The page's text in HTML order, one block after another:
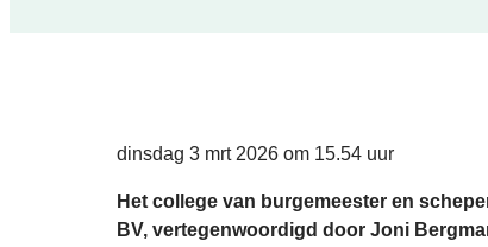
Gepubliceerd op
dinsdag 3 mrt 2026 om 15.54 uur
Het college van burgemeester en
BV, vertegenwoordigd door Joni